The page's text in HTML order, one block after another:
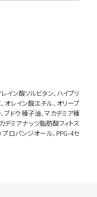
イン酸ソルビタン、ハイブリ
オレイン酸エチル、オリーブ
ブドウ種子油、マカデミア種
デミアナッツ脂肪酸フィトス
プロパンジオール、PPG-4セ